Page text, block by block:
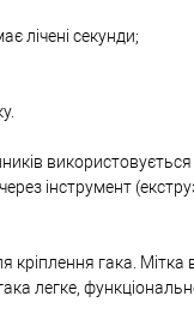
лічені секунди;
інструмент
гака. Мітка
легке,